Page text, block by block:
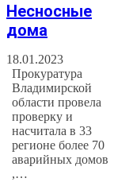
Несносные
дома
18.01.2023
Прокуратура
Владимирской
области провела
проверку и
насчитала в 33
регионе более 70
аварийных домов
,…